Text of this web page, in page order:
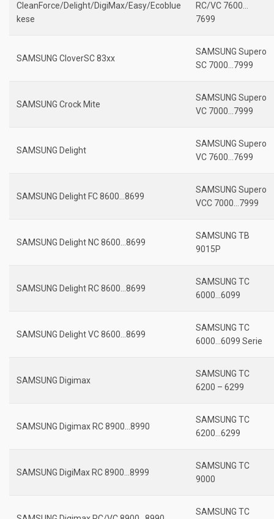
CleanForce/Delight/DigiMax/Easy/Ecoblue
kese
RC/VC 7600…
7699
SAMSUNG CloverSC 83xx
SAMSUNG Supero
SC 7000…7999
SAMSUNG Crock Mite
SAMSUNG Supero
VC 7000…7999
SAMSUNG Delight
SAMSUNG Supero
VC 7600…7699
SAMSUNG Delight FC 8600…8699
SAMSUNG Supero
VCC 7000…7999
SAMSUNG Delight NC 8600…8699
SAMSUNG TB
9015P
SAMSUNG Delight RC 8600…8699
SAMSUNG TC
6000…6099
SAMSUNG Delight VC 8600…8699
SAMSUNG TC
6000…6099 Serie
SAMSUNG Digimax
SAMSUNG TC
6200 – 6299
SAMSUNG Digimax RC 8900…8990
SAMSUNG TC
6200…6299
SAMSUNG DigiMax RC 8900…8999
SAMSUNG TC
9000
SAMSUNG TC